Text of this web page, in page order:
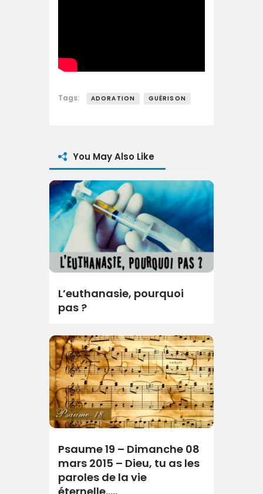
Tags: ADORATION GUÉRISON
You May Also Like
L’euthanasie, pourquoi
pas ?
Psaume 19 – Dimanche 08
mars 2015 – Dieu, tu as les
paroles de la vie